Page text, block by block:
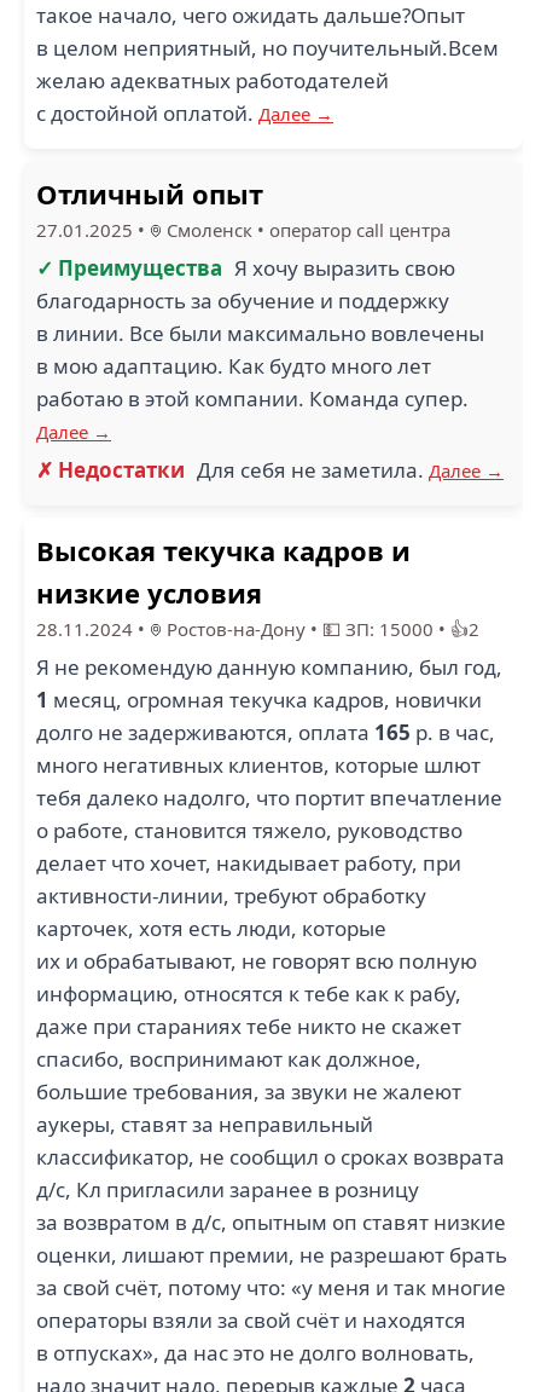
такое начало, чего ожидать дальше?Опыт
в целом неприятный, но поучительный.Всем
желаю адекватных работодателей
с достойной оплатой. Далее →
Отличный опыт
27.01.2025 • Смоленск • оператор call центра
✓ Преимущества Я хочу выразить свою
благодарность за обучение и поддержку
в линии. Все были максимально вовлечены
в мою адаптацию. Как будто много лет
работаю в этой компании. Команда супер.
Далее →
✗ Недостатки Для себя не заметила. Далее →
Высокая текучка кадров и
низкие условия
28.11.2024 • Ростов-на-Дону • 💵 ЗП: 15000 • 👍2
Я не рекомендую данную компанию, был год,
1 месяц, огромная текучка кадров, новички
долго не задерживаются, оплата 165 р. в час,
много негативных клиентов, которые шлют
тебя далеко надолго, что портит впечатление
о работе, становится тяжело, руководство
делает что хочет, накидывает работу, при
активности-линии, требуют обработку
карточек, хотя есть люди, которые
их и обрабатывают, не говорят всю полную
информацию, относятся к тебе как к рабу,
даже при стараниях тебе никто не скажет
спасибо, воспринимают как должное,
большие требования, за звуки не жалеют
аукеры, ставят за неправильный
классификатор, не сообщил о сроках возврата
д/с, Кл пригласили заранее в розницу
за возвратом в д/с, опытным оп ставят низкие
оценки, лишают премии, не разрешают брать
за свой счёт, потому что: «у меня и так многие
операторы взяли за свой счёт и находятся
в отпусках», да нас это не долго волновать,
надо значит надо, перерыв каждые 2 часа